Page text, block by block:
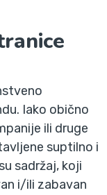
Iako obično
ili druge
suptilno i
sadržaj, koji
i/ili zabavan